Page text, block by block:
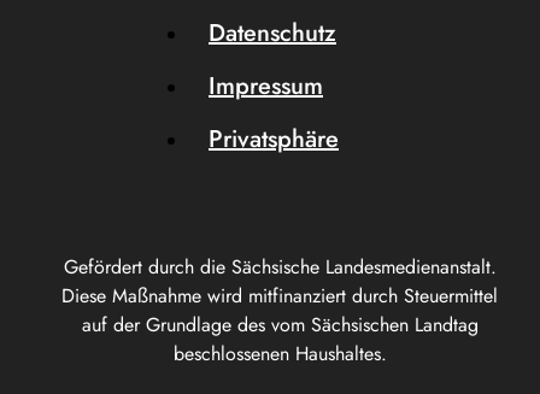
Gefördert durch die Sächsische Landesmedienanstalt.
Diese Maßnahme wird mitfinanziert durch Steuermittel
auf der Grundlage des vom Sächsischen Landtag
beschlossenen Haushaltes.
Datenschutz
Impressum
Privatsphäre